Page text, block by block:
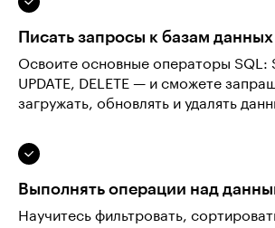
Писать запросы к базам данных
Освоите основные операторы SQL:
UPDATE, DELETE — и сможете
загружать, обновлять и удалять
Выполнять операции над
Научитесь фильтровать,